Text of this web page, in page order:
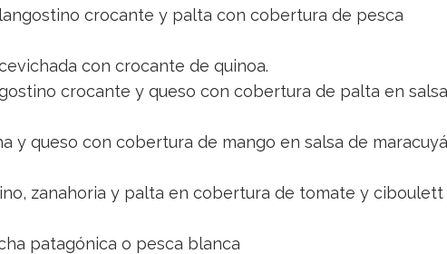
crocante y palta con cobertura de pesca
con crocante de quinoa.
crocante y queso con cobertura de palta en salsa
y queso con cobertura de mango en salsa de
zanahoria y palta en cobertura de tomate y ciboulett
patagónica o pesca blanca